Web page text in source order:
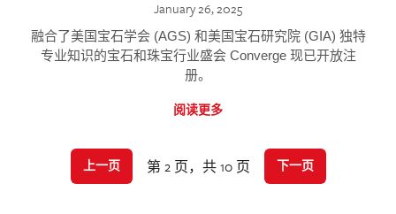
January 26, 2025
融合了美国宝石学会 (AGS) 和美国宝石研究院 (GIA) 独特
专业知识的宝石和珠宝行业盛会 Converge 现已开放注
册。
阅读更多
上一页 第 2 页，共 10 页 下一页